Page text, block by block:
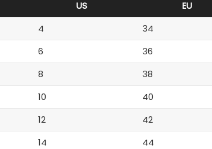
US
EU
4
34
6
36
8
38
10
40
12
42
14 44